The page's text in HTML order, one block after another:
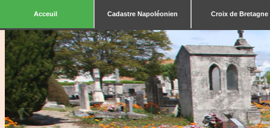
Acceuil Cadastre Napoléonien Croix de Bretagne